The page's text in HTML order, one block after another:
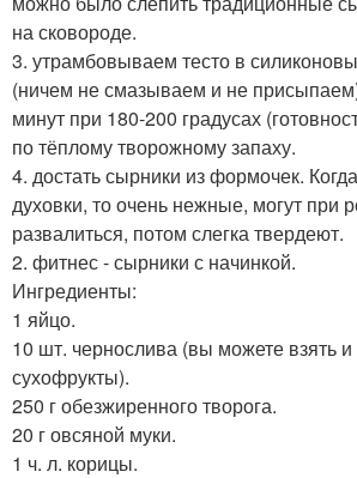
на сковороде.
3. утрамбовываем тесто в
(ничем не смазываем и не
минут при 180-200 градусах
по тёплому творожному запаху.
4. достать сырники из формочек.
духовки, то очень нежные, могут при
развалиться, потом слегка твердеют.
2. фитнес - сырники с начинкой.
Ингредиенты:
1 яйцо.
10 шт. чернослива (вы можете взять и
сухофрукты).
250 г обезжиренного творога.
20 г овсяной муки.
1 ч. л. корицы.